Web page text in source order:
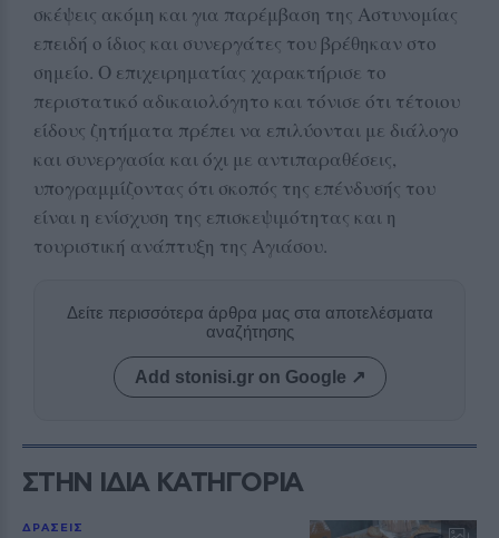
σκέψεις ακόμη και για παρέμβαση της Αστυνομίας
επειδή ο ίδιος και συνεργάτες του βρέθηκαν στο
σημείο. Ο επιχειρηματίας χαρακτήρισε το
περιστατικό αδικαιολόγητο και τόνισε ότι τέτοιου
είδους ζητήματα πρέπει να επιλύονται με διάλογο
και συνεργασία και όχι με αντιπαραθέσεις,
υπογραμμίζοντας ότι σκοπός της επένδυσής του
είναι η ενίσχυση της επισκεψιμότητας και η
τουριστική ανάπτυξη της Αγιάσου.
Δείτε περισσότερα άρθρα μας στα αποτελέσματα
αναζήτησης
Add stonisi.gr on Google ↗
ΣΤΗΝ ΙΔΙΑ ΚΑΤΗΓΟΡΙΑ
ΔΡΑΣΕΙΣ